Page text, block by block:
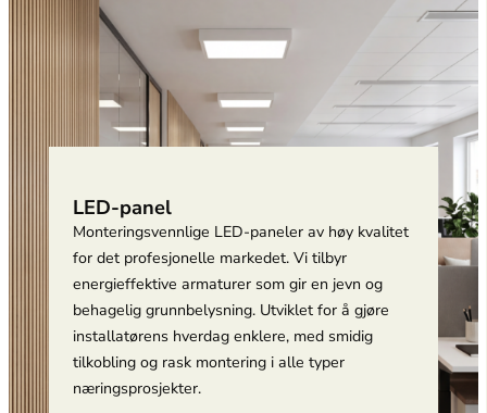
LED-panel
Monteringsvennlige LED-paneler av høy kvalitet
for det profesjonelle markedet. Vi tilbyr
energieffektive armaturer som gir en jevn og
behagelig grunnbelysning. Utviklet for å gjøre
installatørens hverdag enklere, med smidig
tilkobling og rask montering i alle typer
næringsprosjekter.